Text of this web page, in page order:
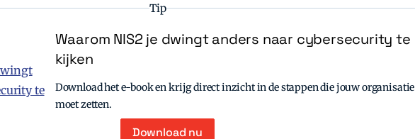
Tip
Waarom NIS2 je dwingt anders naar cybersecurity te
kijken
Download het e-book en krijg direct inzicht in de stappen die jouw organisatie
moet zetten.
Download nu